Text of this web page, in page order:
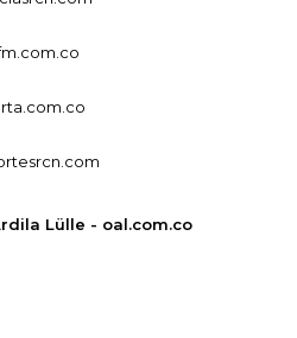
Lülle - oal.com.co